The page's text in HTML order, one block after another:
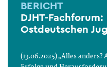
BERICHT
DJHT-
Ostdeutschen
(13.06.2025) „Alles